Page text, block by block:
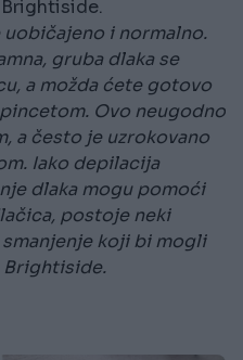
uobičajeno i normalno.
gruba dlaka se
a možda ćete gotovo
Ovo neugodno
a često je uzrokovano
Iako depilacija
dlaka mogu pomoći
postoje neki
koji bi mogli
Brightiside.